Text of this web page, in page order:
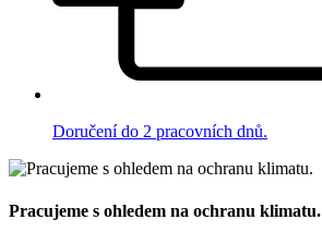
Doručení do 2 pracovních dnů.
Pracujeme s ohledem na ochranu klimatu.